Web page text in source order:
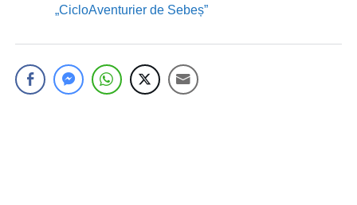
„CicloAventurier de Sebeș”